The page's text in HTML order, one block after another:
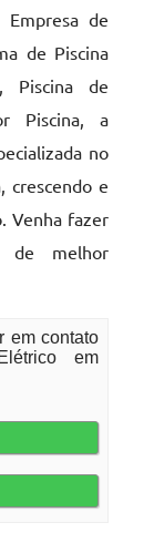
de
de Piscina
Piscina de
Piscina, a
no
crescendo e
Venha fazer
de melhor
em contato
em